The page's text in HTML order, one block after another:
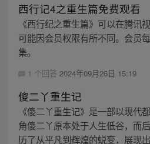
西行记4之重生篇免费观看
《西行纪之重生篇》可以在腾讯
可能因会员权限有所不同。会员
集。
1 个回答 2024年09月26日 15:19
傻二丫重生记
《傻二丫重生记》是一部以现代
角傻二丫原本处于人生低谷，而
历了从平凡到辉煌的蜕变，展现